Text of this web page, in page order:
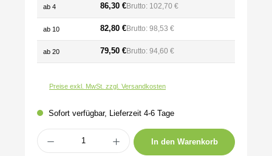
ab 4 86,30 €Brutto: 102,70 €
ab 10 82,80 €Brutto: 98,53 €
ab 20 79,50 €Brutto: 94,60 €
Preise exkl. MwSt. zzgl. Versandkosten
Sofort verfügbar, Lieferzeit 4-6 Tage
Produkt Anzahl: Gib den gewünschten Wert ein oder benutze die Schaltflächen
In den Warenkorb